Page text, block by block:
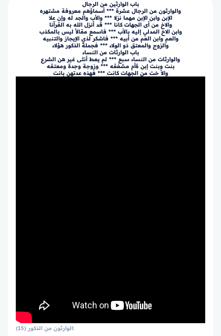
باب الوارثين من الرجال
والوارثون من الرجال عشرة *** أسماؤهم معروفة مشتهره
الإبن وابن الإبن مهما نزلا *** والأب والجد له وإن علا
والاخ من أى الجهات كانا *** قد أنزل الله به القرآنا
وابن الاخ المدلي إليه بالأب *** فاسمع مقالاً ليس بالمكذب
والعم وابن العم من أبيه *** فاشكر لذي الإيجاز والتنبيه
والزوج والمعتق ذو الولاء *** فجملة الذكور هؤلاء
باب الوارثات من النساء
والوارثات من النساء سبع *** لم يعط أنثى غير هن الشرع
بنت وبنت إبن ةأم مشفقه *** وزوجة وجدة ومعتقه
والأ خت من الجهات كانت *** فهذه عدتهن بانت
الوارثون من الذكور (15):